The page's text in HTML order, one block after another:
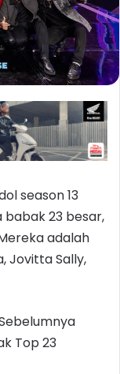
season 13
babak 23 besar,
adalah
Jovitta Sally,
Top 23